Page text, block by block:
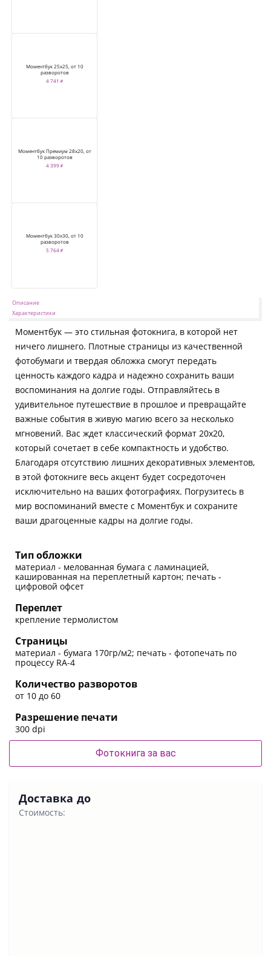
Моментбук 25х25, от 10
разворотов
4 741 ₽
Моментбук Премиум 28х20, от
10 разворотов
4 399 ₽
Моментбук 30х30, от 10
разворотов
5 764 ₽
Описание
Характеристики
Моментбук — это стильная фотокнига, в которой нет
ничего лишнего. Плотные страницы из качественной
фотобумаги и твердая обложка смогут передать
ценность каждого кадра и надежно сохранить ваши
воспоминания на долгие годы. Отправляйтесь в
удивительное путешествие в прошлое и превращайте
важные события в живую магию всего за несколько
мгновений. Вас ждет классический формат 20х20,
который сочетает в себе компактность и удобство.
Благодаря отсутствию лишних декоративных элементов,
в этой фотокниге весь акцент будет сосредоточен
исключительно на ваших фотографиях. Погрузитесь в
мир воспоминаний вместе с Моментбук и сохраните
ваши драгоценные кадры на долгие годы.
Тип обложки
материал - мелованная бумага с ламинацией,
кашированная на переплетный картон; печать -
цифровой офсет
Переплет
крепление термолистом
Страницы
материал - бумага 170гр/м2; печать - фотопечать по
процессу RA-4
Количество разворотов
от 10 до 60
Разрешение печати
300 dpi
Фотокнига за вас
Доставка до
Стоимость: